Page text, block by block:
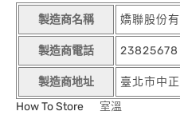
製造商名稱 嬌聯股份
製造商電話 23825678
製造商地址
臺北市中
How To Store
室溫